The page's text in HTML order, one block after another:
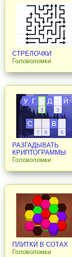
СТРЕЛОЧКИ
Головоломки
РАЗГАДЫВАТЬ
КРИПТОГРАММЫ
Головоломки
ПЛИТКИ В СОТАХ
Головоломки